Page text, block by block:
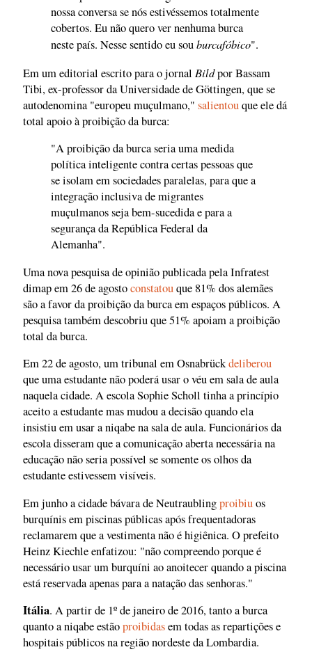
nossa conversa se nós estivéssemos totalmente
cobertos. Eu não quero ver nenhuma burca
neste país. Nesse sentido eu souburcafóbico".
Em um editorial escrito para o jornal Bildpor Bassam
Tibi, ex-professor da Universidade de Göttingen, que se
autodenomina "europeu muçulmano," salientouque ele dá
total apoio à proibição da burca:
"A proibição da burca seria uma medida
política inteligente contra certas pessoas que
se isolam em sociedades paralelas, para que a
integração inclusiva de migrantes
muçulmanos seja bem-sucedida e para a
segurança da República Federal da
Alemanha".
Uma nova pesquisa de opinião publicada pela Infratest
dimap em 26 de agostoconstatouque 81% dos alemães
são a favor da proibição da burca em espaços públicos. A
pesquisa também descobriu que 51% apoiam a proibição
total da burca.
Em 22 de agosto, um tribunal em Osnabrückdeliberou
que uma estudante não poderá usar o véu em sala de aula
naquela cidade. A escola Sophie Scholl tinha a princípio
aceito a estudante mas mudou a decisão quando ela
insistiu em usar a niqabe na sala de aula. Funcionários da
escola disseram que a comunicação aberta necessária na
educação não seria possível se somente os olhos da
estudante estivessem visíveis.
Em junho a cidade bávara de Neutraublingproibiuos
burquínis em piscinas públicas após frequentadoras
reclamarem que a vestimenta não é higiênica. O prefeito
Heinz Kiechle enfatizou: "não compreendo porque é
necessário usar um burquíni ao anoitecer quando a piscina
está reservada apenas para a natação das senhoras."
Itália. A partir de 1º de janeiro de 2016, tanto a burca
quanto a niqabe estãoproibidasem todas as repartições e
hospitais públicos na região nordeste da Lombardia.